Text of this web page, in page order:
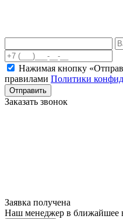
Нажимая кнопку
правилами Политики
Отправить
Заказать звонок
Заявка получена
Наш менеджер в ближайшее